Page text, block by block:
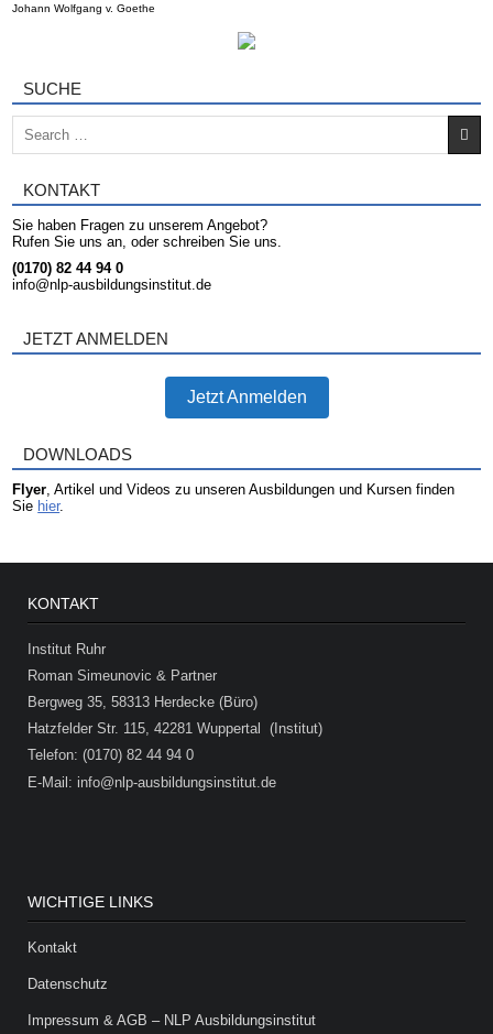
Johann Wolfgang v. Goethe
SUCHE
KONTAKT
Sie haben Fragen zu unserem Angebot?
Rufen Sie uns an, oder schreiben Sie uns.
(0170) 82 44 94 0
info@nlp-ausbildungsinstitut.de
JETZT ANMELDEN
Jetzt Anmelden
DOWNLOADS
Flyer , Artikel und Videos zu unseren Ausbildungen und Kursen finden
Sie hier.
KONTAKT
Institut Ruhr
Roman Simeunovic & Partner
Bergweg 35, 58313 Herdecke (Büro)
Hatzfelder Str. 115, 42281 Wuppertal (Institut)
Telefon: (0170) 82 44 94 0
E-Mail: info@nlp-ausbildungsinstitut.de
WICHTIGE LINKS
Kontakt
Datenschutz
Impressum & AGB – NLP Ausbildungsinstitut